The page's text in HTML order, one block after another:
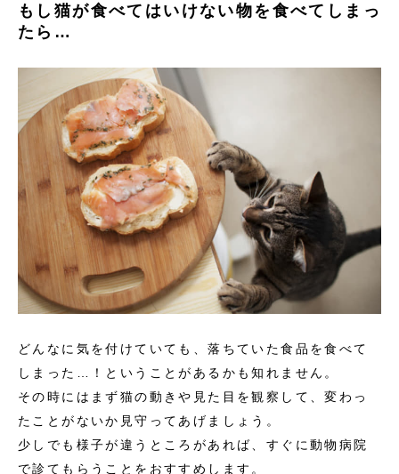
もし猫が食べてはいけない物を食べてしまっ
たら…
どんなに気を付けていても、落ちていた食品を食べて
しまった…！ということがあるかも知れません。
その時にはまず猫の動きや見た目を観察して、変わっ
たことがないか見守ってあげましょう。
少しでも様子が違うところがあれば、すぐに動物病院
で診てもらうことをおすすめします。